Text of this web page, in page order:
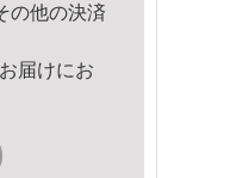
の他の決済
届けにお